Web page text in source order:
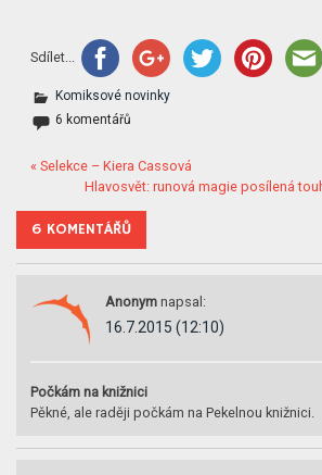
Sdílet...
Komiksové novinky
6 komentářů
« Selekce – Kiera Cassová
Hlavosvět: runová magie posílená
6 KOMENTÁŘŮ
Anonym napsal:
16.7.2015 (12:10)
Počkám na knižnici
Pěkné, ale raději počkám na Pekelnou knižnici.